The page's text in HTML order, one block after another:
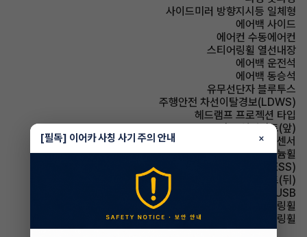
사이드미러 방향지시등 일체형
에어백 사이드
에어컨 수동에어컨
스티어링휠 열선내장
에어백 운전석
에어백 동승석
유무선단자 블루투스
주행안전 차선이탈경보(LDWS)
헤드램프 프로젝션 타입
시트 열선시트(앞)
주차보조 후방감지센서
휠타이어 알루미늄휠
주행안전 급제동경보시스템(ESS)
시트 열선시트(뒤)
유무선단자 USB
스티어링휠 속도감응식 스티어링휠
스티어링휠 가죽스티어링휠
[필독] 이어카 사칭 사기 주의 안내 ×